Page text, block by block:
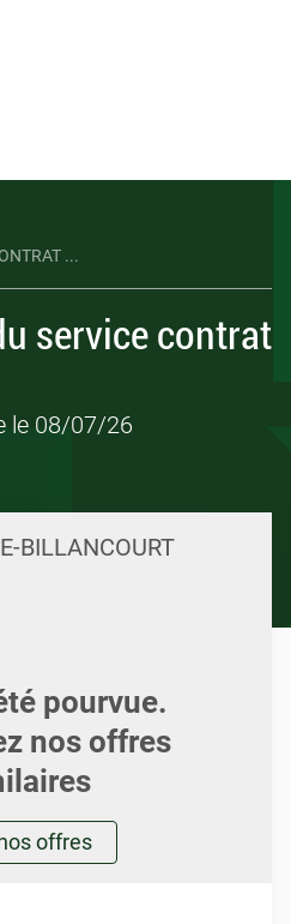
...
service contrat
le 08/07/26
BILLANCOURT
pourvue.
nos offres
offres